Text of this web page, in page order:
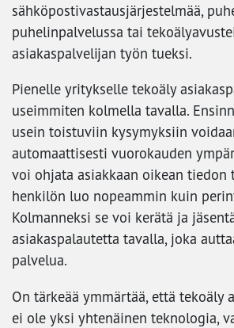
sähköpostivastausjärjestelmää,
puhelinpalvelussa tai
asiakaspalvelijan työn tueksi.
Pienelle yritykselle tekoäly
useimmiten kolmella tavalla.
usein toistuviin kysymyksiin
automaattisesti vuorokauden
voi ohjata asiakkaan oikean tiedon
henkilön luo nopeammin kuin
Kolmanneksi se voi kerätä ja
asiakaspalautetta tavalla, joka
palvelua.
On tärkeää ymmärtää, että tekoäly
ei ole yksi yhtenäinen teknologia,